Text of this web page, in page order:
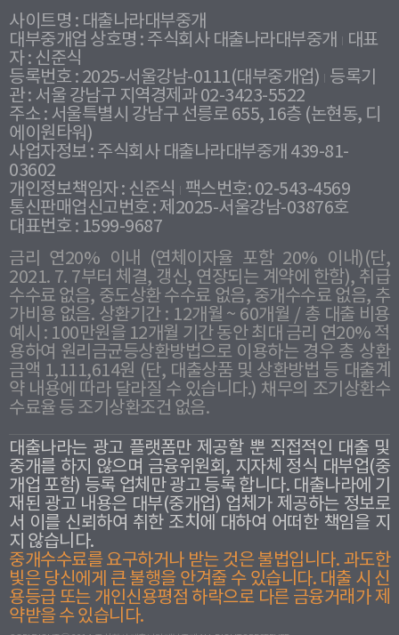
사이트명 : 대출나라대부중개
대부중개업 상호명 : 주식회사 대출나라대부중개
대표
자 : 신준식
등록번호 : 2025-서울강남-0111(대부중개업) 등록기
관 : 서울 강남구 지역경제과 02-3423-5522
주소 : 서울특별시 강남구 선릉로 655, 16층 (논현동, 디
에이원타워)
사업자정보 : 주식회사 대출나라대부중개 439-81-
03602
개인정보책임자 : 신준식
팩스번호: 02-543-4569
통신판매업신고번호 : 제2025-서울강남-03876호
대표번호 : 1599-9687
금리 연20% 이내 (연체이자율 포함 20% 이내)(단,
2021. 7. 7부터 체결, 갱신, 연장되는 계약에 한함), 취급
수수료 없음, 중도상환 수수료 없음, 중개수수료 없음, 추
가비용 없음. 상환기간 : 12개월 ~ 60개월 / 총 대출 비용
예시 : 100만원을 12개월 기간 동안 최대 금리 연20% 적
용하여 원리금균등상환방법으로 이용하는 경우 총 상환
금액 1,111,614원 (단, 대출상품 및 상환방법 등 대출계
약 내용에 따라 달라질 수 있습니다.) 채무의 조기상환수
수료율 등 조기상환조건 없음.
대출나라는 광고 플랫폼만 제공할 뿐 직접적인 대출 및
중개를 하지 않으며 금융위원회, 지자체 정식 대부업(중
개업 포함) 등록 업체만 광고 등록 합니다. 대출나라에 기
재된 광고 내용은 대부(중개업) 업체가 제공하는 정보로
서 이를 신뢰하여 취한 조치에 대하여 어떠한 책임을 지
지 않습니다.
중개수수료를 요구하거나 받는 것은 불법입니다. 과도한
빛은 당신에게 큰 불행을 안겨줄 수 있습니다. 대출 시 신
용등급 또는 개인신용평점 하락으로 다른 금융거래가 제
약받을 수 있습니다.